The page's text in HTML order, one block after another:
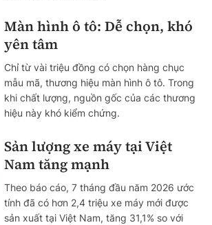
Màn hình ô tô: Dễ chọn, khó
yên tâm
Chỉ từ vài triệu đồng có chọn hàng chục
mẫu mã, thương hiệu màn hình ô tô. Trong
khi chất lượng, nguồn gốc của các thương
hiệu này khó kiểm chứng.
Sản lượng xe máy tại Việt
Nam tăng mạnh
Theo báo cáo, 7 tháng đầu năm 2026 ước
tính đã có hơn 2,4 triệu xe máy mới được
sản xuất tại Việt Nam, tăng 31,1% so với